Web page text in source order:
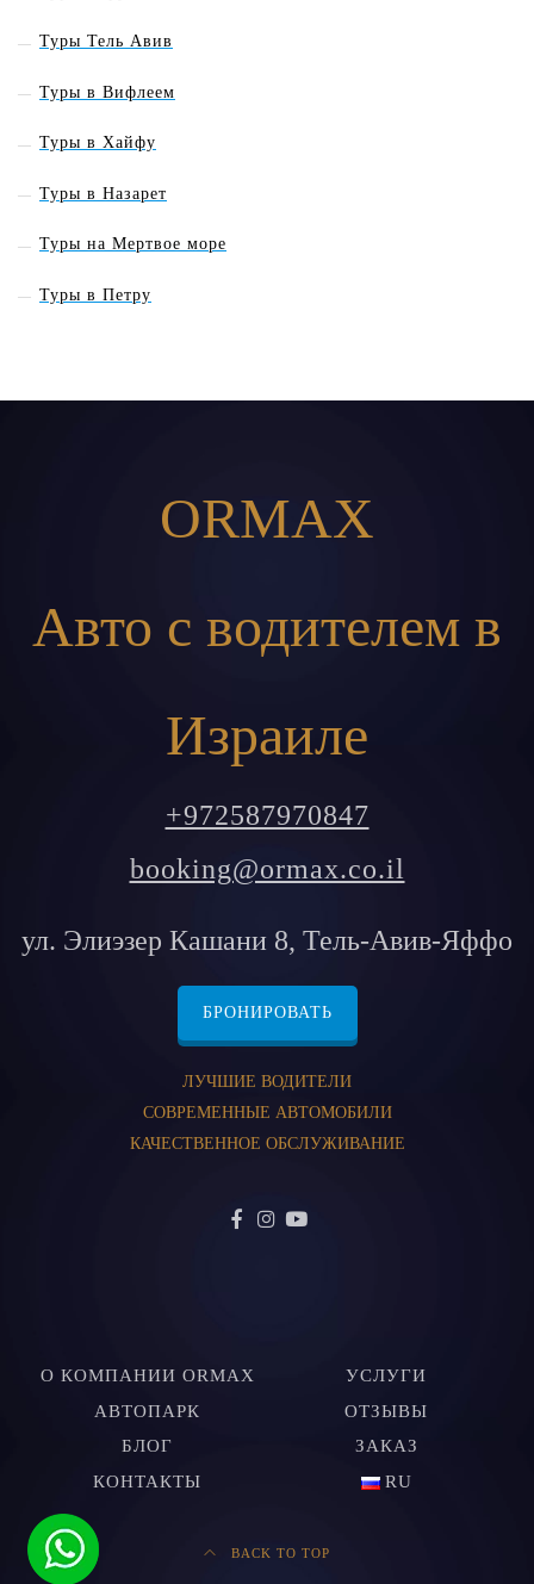
Туры Тель Авив
Туры в Вифлеем
Туры в Хайфу
Туры в Назарет
Туры на Мертвое море
Туры в Петру
ORMAX
Авто с водителем в
Израиле
+972587970847
booking@ormax.co.il
ул. Элиэзер Кашани 8, Тель-Авив-Яффо
БРОНИРОВАТЬ
ЛУЧШИЕ ВОДИТЕЛИ
СОВРЕМЕННЫЕ АВТОМОБИЛИ
КАЧЕСТВЕННОЕ ОБСЛУЖИВАНИЕ
О КОМПАНИИ ORMAX
УСЛУГИ
АВТОПАРК
ОТЗЫВЫ
БЛОГ
ЗАКАЗ
КОНТАКТЫ
RU
BACK TO TOP